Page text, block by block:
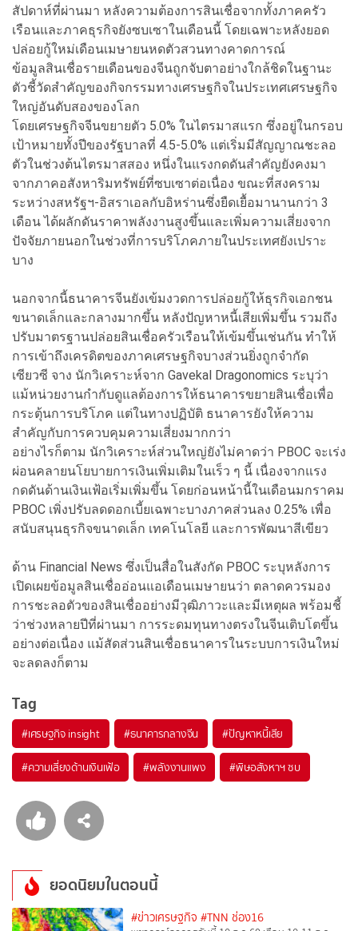
สัปดาห์ที่ผ่านมา หลังความต้องการสินเชื่อจากทั้งภาคครัว
เรือนและภาคธุรกิจยังซบเซาในเดือนนี้ โดยเฉพาะหลังยอด
ปล่อยกู้ใหม่เดือนเมษายนหดตัวสวนทางคาดการณ์
ข้อมูลสินเชื่อรายเดือนของจีนถูกจับตาอย่างใกล้ชิดในฐานะ
ตัวชี้วัดสำคัญของกิจกรรมทางเศรษฐกิจในประเทศเศรษฐกิจ
ใหญ่อันดับสองของโลก
โดยเศรษฐกิจจีนขยายตัว 5.0% ในไตรมาสแรก ซึ่งอยู่ในกรอบ
เป้าหมายทั้งปีของรัฐบาลที่ 4.5-5.0% แต่เริ่มมีสัญญาณชะลอ
ตัวในช่วงต้นไตรมาสสอง หนึ่งในแรงกดดันสำคัญยังคงมา
จากภาคอสังหาริมทรัพย์ที่ซบเซาต่อเนื่อง ขณะที่สงคราม
ระหว่างสหรัฐฯ-อิสราเอลกับอิหร่านซึ่งยืดเยื้อมานานกว่า 3
เดือน ได้ผลักดันราคาพลังงานสูงขึ้นและเพิ่มความเสี่ยงจาก
ปัจจัยภายนอกในช่วงที่การบริโภคภายในประเทศยังเปราะ
บาง
นอกจากนี้ธนาคารจีนยังเข้มงวดการปล่อยกู้ให้ธุรกิจเอกชน
ขนาดเล็กและกลางมากขึ้น หลังปัญหาหนี้เสียเพิ่มขึ้น รวมถึง
ปรับมาตรฐานปล่อยสินเชื่อครัวเรือนให้เข้มขึ้นเช่นกัน ทำให้
การเข้าถึงเครดิตของภาคเศรษฐกิจบางส่วนยิ่งถูกจำกัด
เซียวซี จาง นักวิเคราะห์จาก Gavekal Dragonomics ระบุว่า
แม้หน่วยงานกำกับดูแลต้องการให้ธนาคารขยายสินเชื่อเพื่อ
กระตุ้นการบริโภค แต่ในทางปฏิบัติ ธนาคารยังให้ความ
สำคัญกับการควบคุมความเสี่ยงมากกว่า
อย่างไรก็ตาม นักวิเคราะห์ส่วนใหญ่ยังไม่คาดว่า PBOC จะเร่ง
ผ่อนคลายนโยบายการเงินเพิ่มเติมในเร็ว ๆ นี้ เนื่องจากแรง
กดดันด้านเงินเฟ้อเริ่มเพิ่มขึ้น โดยก่อนหน้านี้ในเดือนมกราคม
PBOC เพิ่งปรับลดดอกเบี้ยเฉพาะบางภาคส่วนลง 0.25% เพื่อ
สนับสนุนธุรกิจขนาดเล็ก เทคโนโลยี และการพัฒนาสีเขียว
ด้าน Financial News ซึ่งเป็นสื่อในสังกัด PBOC ระบุหลังการ
เปิดเผยข้อมูลสินเชื่ออ่อนแอเดือนเมษายนว่า ตลาดควรมอง
การชะลอตัวของสินเชื่ออย่างมีวุฒิภาวะและมีเหตุผล พร้อมชี้
ว่าช่วงหลายปีที่ผ่านมา การระดมทุนทางตรงในจีนเติบโตขึ้น
อย่างต่อเนื่อง แม้สัดส่วนสินเชื่อธนาคารในระบบการเงินใหม่
จะลดลงก็ตาม
Tag
#เศรษฐกิจ insight #ธนาคารกลางจีน #ปัญหาหนี้เสีย
#ความเสี่ยงด้านเงินเฟ้อ #พลังงานแพง #พิษอสังหาฯ ซบ
ยอดนิยมในตอนนี้
#ข่าวเศรษฐกิจ #TNN ช่อง16